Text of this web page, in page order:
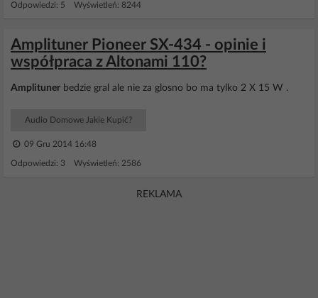
Odpowiedzi: 5 Wyświetleń: 8244
Amplituner Pioneer SX-434 - opinie i
współpraca z Altonami 110?
Amplituner bedzie gral ale nie za glosno bo ma tylko 2 X 15 W .
Audio Domowe Jakie Kupić?
09 Gru 2014 16:48
Odpowiedzi: 3 Wyświetleń: 2586
REKLAMA